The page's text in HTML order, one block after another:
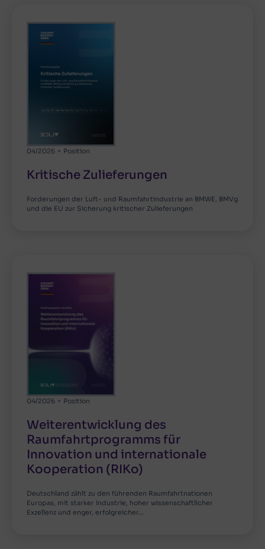
04/2026 Position
Kritische Zulieferungen
Forderungen der Luft- und Raumfahrtindustrie an BMWE, BMVg
und die EU zur Sicherung kritischer Zulieferungen
04/2026 Position
Weiterentwicklung des
Raumfahrtprogramms für
Innovation und internationale
Kooperation (RIKo)
Deutschland zählt zu den führenden Raumfahrtnationen
Europas, mit starker Industrie, hoher wissenschaftlicher
Exzellenz und enger, erfolgreicher…